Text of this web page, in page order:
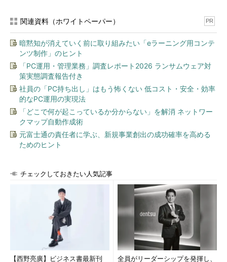
この時期は、求人企業からの年齢に対しての要求が、非常に厳
しい時代だったと記憶しています。実力を生かせず悶々（もんも
ん）とした日々を過ごしてモチベーションを下げてしまい、新た
な活躍の場を求めるために転職したものの、新たなプロジェクト
の進め方になじめず、早期退職してしまったような方も少なから
ず見受けました。
年齢制限が厳しかった背景は
当時、企業が求人で35歳以下の年齢にこだわった理由は、
年齢構成上欠けている年齢層の補てん
万が一採用がミスマッチでもジョブローテーションが可能
と大きく3つの目的によるものでした（編集部注：前述しました
が、今後は年齢制限を設けたような求人は原則として禁止になり
シフトし変化する労働力
関連資料（ホワイトペーパー） PR
暗黙知が消えていく前に取り組みたい「eラーニング用コンテ
ンツ制作」のヒント
「PC運用・管理業務」調査レポート2026 ランサムウェア対
策実態調査報告付き
社員の「PC持ち出し」はもう怖くない 低コスト・安全・効率
的なPC運用の実現法
「どこで何が起こっているか分からない」を解消 ネットワー
クマップ自動作成術
元富士通の責任者に学ぶ、新規事業創出の成功確率を高める
ためのヒント
チェックしておきたい人気記事
【西野亮廣】ビジネス書最新刊 全員がリーダーシップを発揮し、